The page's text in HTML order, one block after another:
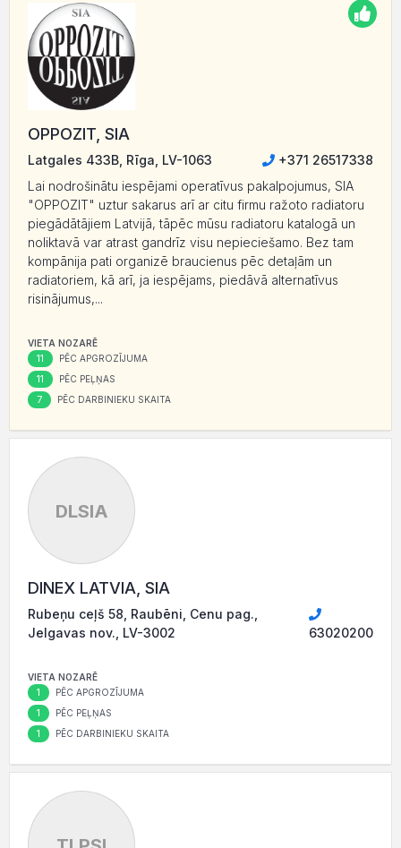
OPPOZIT, SIA
Latgales 433B, Rīga, LV-1063
+371 26517338
Lai nodrošinātu iespējami operatīvus pakalpojumus, SIA
"OPPOZIT" uztur sakarus arī ar citu firmu ražoto radiatoru
piegādātājiem Latvijā, tāpēc mūsu radiatoru katalogā un
noliktavā var atrast gandrīz visu nepieciešamo. Bez tam
kompānija pati organizē braucienus pēc detaļām un
radiatoriem, kā arī, ja iespējams, piedāvā alternatīvus
risinājumus,...
VIETA NOZARĒ
11 PĒC APGROZĪJUMA
11 PĒC PEĻŅAS
7 PĒC DARBINIEKU SKAITA
DLSIA
DINEX LATVIA, SIA
Rubeņu ceļš 58, Raubēni, Cenu pag.,
Jelgavas nov., LV-3002
63020200
VIETA NOZARĒ
1 PĒC APGROZĪJUMA
1 PĒC PEĻŅAS
1 PĒC DARBINIEKU SKAITA